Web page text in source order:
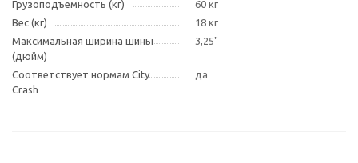
Грузоподъемность (кг)
60 кг
Вес (кг)
18 кг
Максимальная ширина шины
(дюйм)
3,25"
Соответствует нормам City
Crash
да